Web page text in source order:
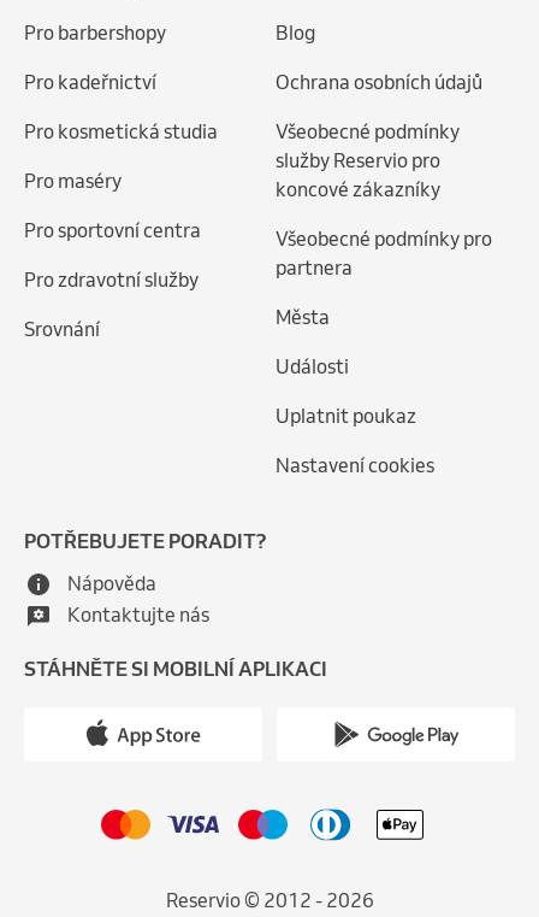
Pro barbershopy
Pro kadeřnictví
Pro kosmetická studia
Pro maséry
Pro sportovní centra
Pro zdravotní služby
Srovnání
Blog
Ochrana osobních údajů
Všeobecné podmínky
služby Reservio pro
koncové zákazníky
Všeobecné podmínky pro
partnera
Města
Události
Uplatnit poukaz
Nastavení cookies
POTŘEBUJETE PORADIT?
Nápověda
Kontaktujte nás
STÁHNĚTE SI MOBILNÍ APLIKACI
Reservio © 2012 - 2026